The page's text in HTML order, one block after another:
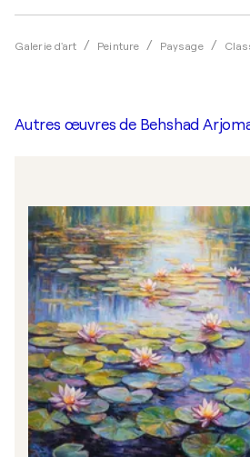
Galerie d'art Peinture Paysage
Autres œuvres de Behshad